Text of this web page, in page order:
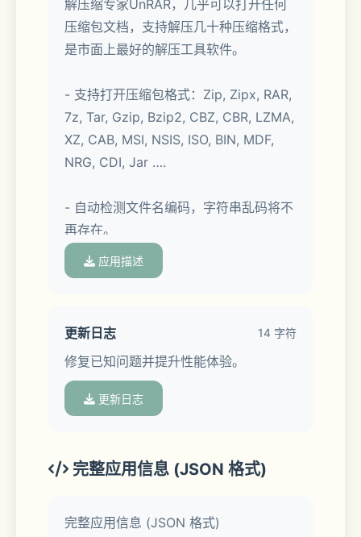
解压缩专家UnRAR，几乎可以打开任何
压缩包文档，支持解压几十种压缩格式，
是市面上最好的解压工具软件。
- 支持打开压缩包格式：Zip, Zipx, RAR,
7z, Tar, Gzip, Bzip2, CBZ, CBR, LZMA,
XZ, CAB, MSI, NSIS, ISO, BIN, MDF,
NRG, CDI, Jar ….
- 自动检测文件名编码，字符串乱码将不
再存在。
- 支持加密压缩和加密文件解压缩
- 支持打开文档：doc, docx,pdf, xls,
xlsx,rft, txt, epub, chm, jpg,png, ……
avi, mp4, mov, 3gp, flv, m4v,mp3,
wma, wav, aac, m4a ……
应用描述
更新日志 14 字符
修复已知问题并提升性能体验。
更新日志
完整应用信息 (JSON 格式)
完整应用信息 (JSON 格式)